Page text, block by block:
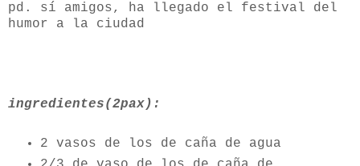
pd. sí amigos, ha llegado el festival del
humor a la ciudad
ingredientes(2pax):
2 vasos de los de caña de agua